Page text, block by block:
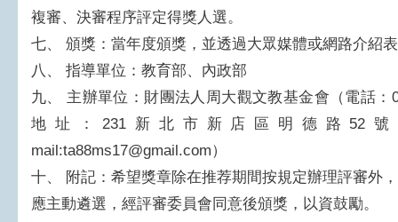
複審、決審程序評定得獎人選。
七、
頒獎：當年度頒獎，並透過大眾媒體或網路介紹
八、
指導單位：教育部、內政部
九、
主辦單位：財團法人周大觀文教基金會（電話：
地址：231新北市新店區明德路52號3
mail:ta88ms17@gmail.com）
十、
附記：希望獎章除在推荐期間按規定辦理評審外
應主動遴選，經評審委員會同意後頒獎，以資鼓勵。